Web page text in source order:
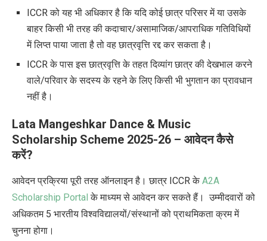
ICCRको यह भी अधिकार है कि यदि कोई छात्र परिसर में या उसके
बाहर किसी भी तरह की कदाचार/असामाजिक/आपराधिक गतिविधियों
में लिप्त पाया जाता है तो वह छात्रवृत्ति रद्द कर सकता है।
ICCRके पास इस छात्रवृत्ति के तहत दिव्यांग छात्र की देखभाल करने
वाले/परिवार के सदस्य के रहने के लिए किसी भी भुगतान का प्रावधान
नहीं है।
Lata Mangeshkar Dance & Music
Scholarship Scheme 2025-26 – आवेदन कैसे
करें?
आवेदन प्रक्रिया पूरी तरह ऑनलाइन है।छात्र ICCR केA2A
Scholarship Portal के माध्यम से आवेदन कर सकते हैं ।उम्मीदवारों को
अधिकतम 5 भारतीय विश्वविद्यालयों/संस्थानों को प्राथमिकता क्रम में
चुनना होगा ।